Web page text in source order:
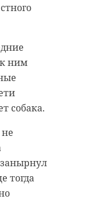
ним
собака.
тогда